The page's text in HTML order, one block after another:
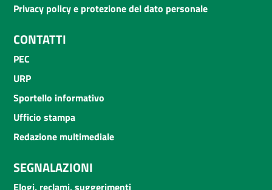
Privacy policy e protezione del dato personale
CONTATTI
PEC
URP
Sportello informativo
Ufficio stampa
Redazione multimediale
SEGNALAZIONI
Elogi, reclami, suggerimenti